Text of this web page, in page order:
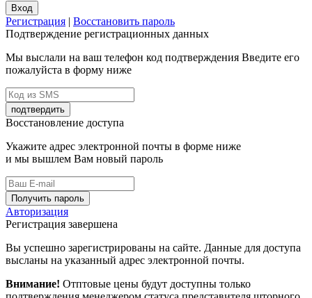
Вход
Регистрация | Восстановить пароль
Подтверждение регистрационных данных
Мы выслали на ваш телефон код подтверждения Введите его
пожалуйста в форму ниже
подтвердить
Восстановление доступа
Укажите адрес электронной почты в форме ниже
и мы вышлем Вам новый пароль
Получить пароль
Авторизация
Регистрация завершена
Вы успешно зарегистрированы на сайте. Данные для доступа
высланы на указанный адрес электронной почты.
Внимание! Отптовые цены будут доступны только